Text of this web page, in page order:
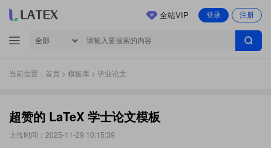
登录 注册
全站VIP
当前位置： 首页 > 模板库 > 毕业论文
超赞的 LaTeX 学士论文模板
上传时间：2025-11-29 10:15:39